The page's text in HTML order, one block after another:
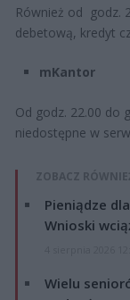
Również od godz.
debetową, kredyt
mKantor
Od godz. 22.00 do
niedostępne w
ZOBACZ
Pieniądze
Wnioski
Wielu